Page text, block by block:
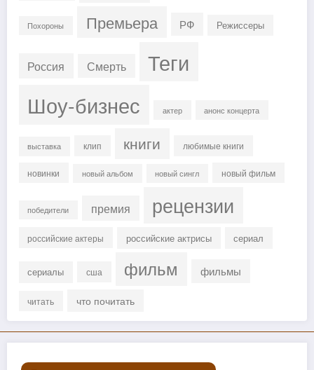
Похороны Премьера РФ Режиссеры
Россия Смерть Теги
Шоу-бизнес актер анонс концерта
выставка клип книги любимые книги
новинки новый альбом новый сингл новый фильм
победители премия рецензии
российские актеры российские актрисы сериал
сериалы сша фильм фильмы
читать что почитать